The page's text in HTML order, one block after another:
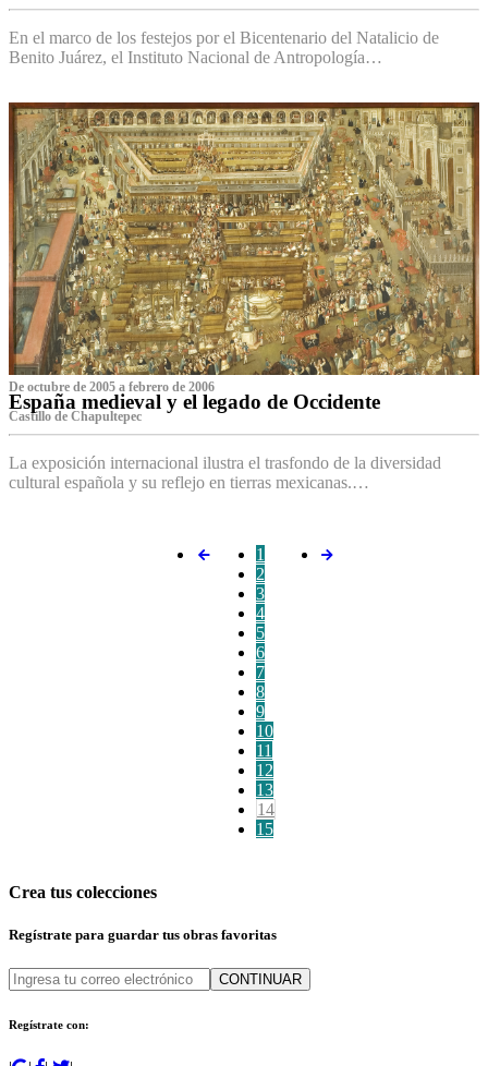
En el marco de los festejos por el Bicentenario del Natalicio de
Benito Juárez, el Instituto Nacional de Antropología…
De octubre de 2005 a febrero de 2006
España medieval y el legado de Occidente
Castillo de Chapultepec
La exposición internacional ilustra el trasfondo de la diversidad
cultural española y su reflejo en tierras mexicanas.…
1
2
3
4
5
6
7
8
9
10
11
12
13
14
15
Crea tus colecciones
Regístrate para guardar tus obras favoritas
CONTINUAR
Regístrate con: